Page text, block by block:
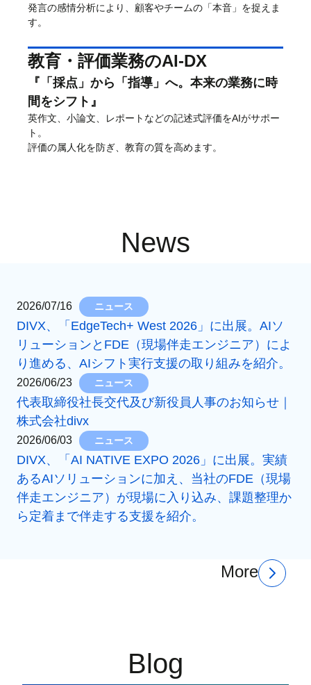
発言の感情分析により、顧客やチームの「本音」を捉えま
す。
教育・評価業務のAI-DX
『「採点」から「指導」へ。本来の業務に時
間をシフト』
英作文、小論文、レポートなどの記述式評価をAIがサポー
ト。
評価の属人化を防ぎ、教育の質を高めます。
News
2026/07/16 ニュース
DIVX、「EdgeTech+ West 2026」に出展。AIソ
リューションとFDE（現場伴走エンジニア）によ
り進める、AIシフト実行支援の取り組みを紹介。
2026/06/23 ニュース
代表取締役社長交代及び新役員人事のお知らせ｜
株式会社divx
2026/06/03 ニュース
DIVX、「AI NATIVE EXPO 2026」に出展。実績
あるAIソリューションに加え、当社のFDE（現場
伴走エンジニア）が現場に入り込み、課題整理か
ら定着まで伴走する支援を紹介。
More
Blog